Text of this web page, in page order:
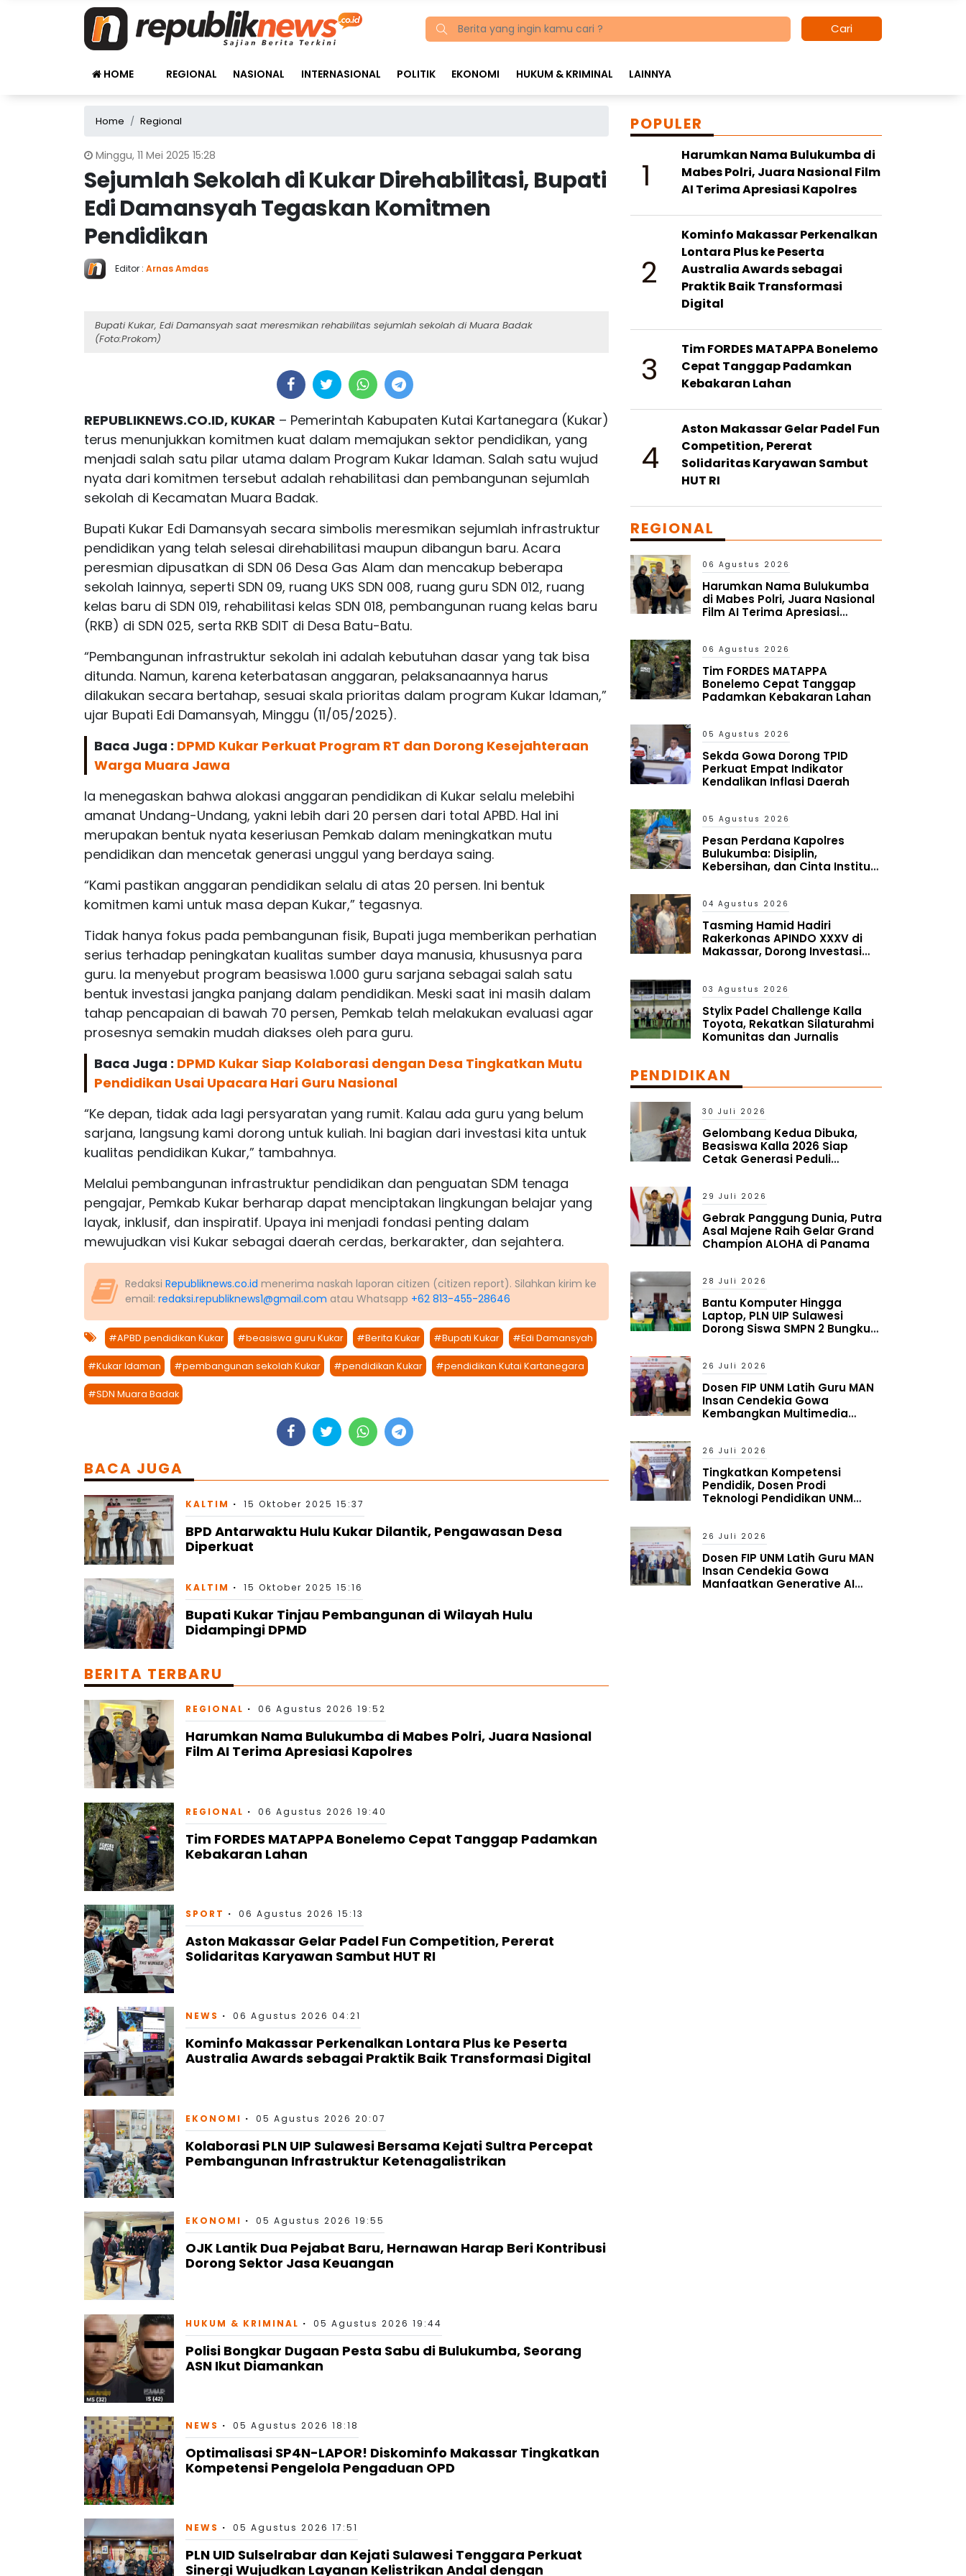
Cari
HOME REGIONAL NASIONAL INTERNASIONAL POLITIK EKONOMI HUKUM & KRIMINAL LAINNYA
Home Regional
Minggu, 11 Mei 2025 15:28
Sejumlah Sekolah di Kukar Direhabilitasi, Bupati
Edi Damansyah Tegaskan Komitmen
Pendidikan
Editor : Arnas Amdas
Bupati Kukar, Edi Damansyah saat meresmikan rehabilitas sejumlah sekolah di Muara Badak
(Foto:Prokom)
REPUBLIKNEWS.CO.ID, KUKAR – Pemerintah Kabupaten Kutai Kartanegara (Kukar)
terus menunjukkan komitmen kuat dalam memajukan sektor pendidikan, yang
menjadi salah satu pilar utama dalam Program Kukar Idaman. Salah satu wujud
nyata dari komitmen tersebut adalah rehabilitasi dan pembangunan sejumlah
sekolah di Kecamatan Muara Badak.
Bupati Kukar Edi Damansyah secara simbolis meresmikan sejumlah infrastruktur
pendidikan yang telah selesai direhabilitasi maupun dibangun baru. Acara
peresmian dipusatkan di SDN 06 Desa Gas Alam dan mencakup beberapa
sekolah lainnya, seperti SDN 09, ruang UKS SDN 008, ruang guru SDN 012, ruang
kelas baru di SDN 019, rehabilitasi kelas SDN 018, pembangunan ruang kelas baru
(RKB) di SDN 025, serta RKB SDIT di Desa Batu-Batu.
“Pembangunan infrastruktur sekolah ini adalah kebutuhan dasar yang tak bisa
ditunda. Namun, karena keterbatasan anggaran, pelaksanaannya harus
dilakukan secara bertahap, sesuai skala prioritas dalam program Kukar Idaman,”
ujar Bupati Edi Damansyah, Minggu (11/05/2025).
Baca Juga : DPMD Kukar Perkuat Program RT dan Dorong Kesejahteraan
Warga Muara Jawa
Ia menegaskan bahwa alokasi anggaran pendidikan di Kukar selalu melebihi
amanat Undang-Undang, yakni lebih dari 20 persen dari total APBD. Hal ini
merupakan bentuk nyata keseriusan Pemkab dalam meningkatkan mutu
pendidikan dan mencetak generasi unggul yang berdaya saing.
“Kami pastikan anggaran pendidikan selalu di atas 20 persen. Ini bentuk
komitmen kami untuk masa depan Kukar,” tegasnya.
Tidak hanya fokus pada pembangunan fisik, Bupati juga memberikan perhatian
serius terhadap peningkatan kualitas sumber daya manusia, khususnya para
guru. Ia menyebut program beasiswa 1.000 guru sarjana sebagai salah satu
bentuk investasi jangka panjang dalam pendidikan. Meski saat ini masih dalam
tahap pencapaian di bawah 70 persen, Pemkab telah melakukan evaluasi agar
prosesnya semakin mudah diakses oleh para guru.
Baca Juga : DPMD Kukar Siap Kolaborasi dengan Desa Tingkatkan Mutu
Pendidikan Usai Upacara Hari Guru Nasional
“Ke depan, tidak ada lagi persyaratan yang rumit. Kalau ada guru yang belum
sarjana, langsung kami dorong untuk kuliah. Ini bagian dari investasi kita untuk
kualitas pendidikan Kukar,” tambahnya.
Melalui pembangunan infrastruktur pendidikan dan penguatan SDM tenaga
pengajar, Pemkab Kukar berharap dapat menciptakan lingkungan belajar yang
layak, inklusif, dan inspiratif. Upaya ini menjadi fondasi penting dalam
mewujudkan visi Kukar sebagai daerah cerdas, berkarakter, dan sejahtera.
Redaksi Republiknews.co.id menerima naskah laporan citizen (citizen report). Silahkan kirim ke
email: redaksi.republiknews1@gmail.com atau Whatsapp +62 813-455-28646
#APBD pendidikan Kukar #beasiswa guru Kukar #Berita Kukar #Bupati Kukar #Edi Damansyah
#Kukar Idaman #pembangunan sekolah Kukar #pendidikan Kukar #pendidikan Kutai Kartanegara
#SDN Muara Badak
BACA JUGA
KALTIM 15 Oktober 2025 15:37
BPD Antarwaktu Hulu Kukar Dilantik, Pengawasan Desa
Diperkuat
KALTIM 15 Oktober 2025 15:16
Bupati Kukar Tinjau Pembangunan di Wilayah Hulu
Didampingi DPMD
BERITA TERBARU
REGIONAL 06 Agustus 2026 19:52
Harumkan Nama Bulukumba di Mabes Polri, Juara Nasional
Film AI Terima Apresiasi Kapolres
REGIONAL 06 Agustus 2026 19:40
Tim FORDES MATAPPA Bonelemo Cepat Tanggap Padamkan
Kebakaran Lahan
SPORT 06 Agustus 2026 15:13
Aston Makassar Gelar Padel Fun Competition, Pererat
Solidaritas Karyawan Sambut HUT RI
NEWS 06 Agustus 2026 04:21
Kominfo Makassar Perkenalkan Lontara Plus ke Peserta
Australia Awards sebagai Praktik Baik Transformasi Digital
EKONOMI 05 Agustus 2026 20:07
Kolaborasi PLN UIP Sulawesi Bersama Kejati Sultra Percepat
Pembangunan Infrastruktur Ketenagalistrikan
EKONOMI 05 Agustus 2026 19:55
OJK Lantik Dua Pejabat Baru, Hernawan Harap Beri Kontribusi
Dorong Sektor Jasa Keuangan
HUKUM & KRIMINAL 05 Agustus 2026 19:44
Polisi Bongkar Dugaan Pesta Sabu di Bulukumba, Seorang
ASN Ikut Diamankan
NEWS 05 Agustus 2026 18:18
Optimalisasi SP4N-LAPOR! Diskominfo Makassar Tingkatkan
Kompetensi Pengelola Pengaduan OPD
NEWS 05 Agustus 2026 17:51
PLN UID Sulselrabar dan Kejati Sulawesi Tenggara Perkuat
Sinergi Wujudkan Layanan Kelistrikan Andal dengan
POPULER
1
Harumkan Nama Bulukumba di
Mabes Polri, Juara Nasional Film
AI Terima Apresiasi Kapolres
2
Kominfo Makassar Perkenalkan
Lontara Plus ke Peserta
Australia Awards sebagai
Praktik Baik Transformasi
Digital
3
Tim FORDES MATAPPA Bonelemo
Cepat Tanggap Padamkan
Kebakaran Lahan
4
Aston Makassar Gelar Padel Fun
Competition, Pererat
Solidaritas Karyawan Sambut
HUT RI
REGIONAL
06 Agustus 2026
Harumkan Nama Bulukumba
di Mabes Polri, Juara Nasional
Film AI Terima Apresiasi
06 Agustus 2026
Tim FORDES MATAPPA
Bonelemo Cepat Tanggap
Padamkan Kebakaran Lahan
05 Agustus 2026
Sekda Gowa Dorong TPID
Perkuat Empat Indikator
Kendalikan Inflasi Daerah
05 Agustus 2026
Pesan Perdana Kapolres
Bulukumba: Disiplin,
Kebersihan, dan Cinta Institusi
04 Agustus 2026
Tasming Hamid Hadiri
Rakerkonas APINDO XXXV di
Makassar, Dorong Investasi
03 Agustus 2026
Stylix Padel Challenge Kalla
Toyota, Rekatkan Silaturahmi
Komunitas dan Jurnalis
PENDIDIKAN
30 Juli 2026
Gelombang Kedua Dibuka,
Beasiswa Kalla 2026 Siap
Cetak Generasi Peduli
29 Juli 2026
Gebrak Panggung Dunia, Putra
Asal Majene Raih Gelar Grand
Champion ALOHA di Panama
28 Juli 2026
Bantu Komputer Hingga
Laptop, PLN UIP Sulawesi
Dorong Siswa SMPN 2 Bungku
26 Juli 2026
Dosen FIP UNM Latih Guru MAN
Insan Cendekia Gowa
Kembangkan Multimedia
26 Juli 2026
Tingkatkan Kompetensi
Pendidik, Dosen Prodi
Teknologi Pendidikan UNM
AI
26 Juli 2026
Dosen FIP UNM Latih Guru MAN
Insan Cendekia Gowa
Manfaatkan Generative AI